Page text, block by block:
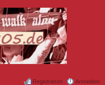
Anmelden
Registrieren